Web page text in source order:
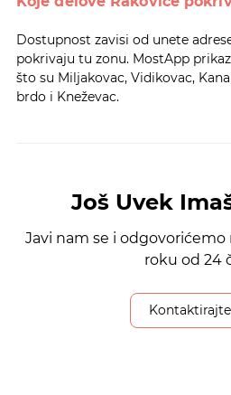
Dostupnost zavisi od unete
pokrivaju tu zonu. MostApp
što su Miljakovac, Vidikovac,
brdo i Kneževac.
Još Uvek
Javi nam se i odgovorićemo
roku od 24